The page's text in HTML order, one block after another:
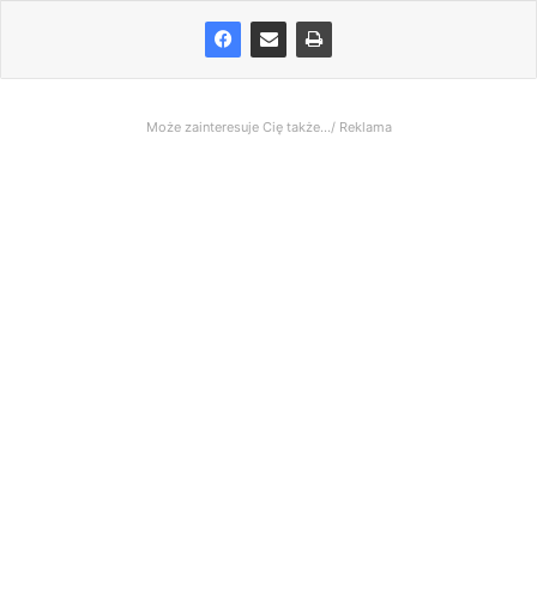
Może zainteresuje Cię także.../ Reklama